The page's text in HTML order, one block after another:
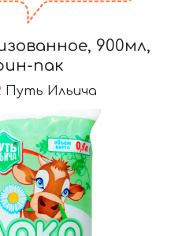
900мл,
пак
Путь Ильича